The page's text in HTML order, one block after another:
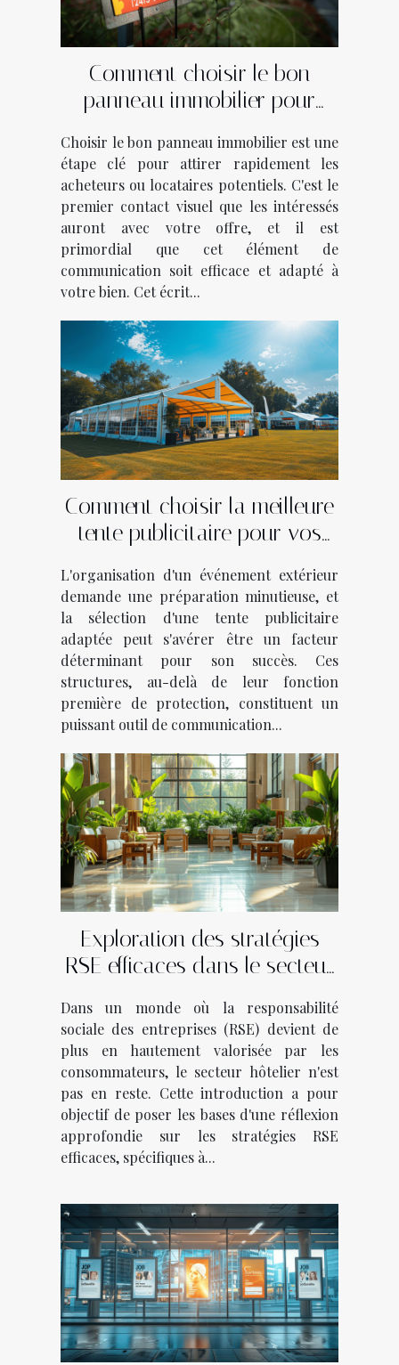
Comment choisir le bon
panneau immobilier pour
Choisir le bon panneau immobilier est une
étape clé pour attirer rapidement les
acheteurs ou locataires potentiels. C'est le
premier contact visuel que les intéressés
auront avec votre offre, et il est
primordial que cet élément de
communication soit efficace et adapté à
votre bien. Cet écrit...
Comment choisir la meilleure
tente publicitaire pour vos
L'organisation d'un événement extérieur
demande une préparation minutieuse, et
la sélection d'une tente publicitaire
adaptée peut s'avérer être un facteur
déterminant pour son succès. Ces
structures, au-delà de leur fonction
première de protection, constituent un
puissant outil de communication...
Exploration des stratégies
RSE efficaces dans le secteur
Dans un monde où la responsabilité
sociale des entreprises (RSE) devient de
plus en hautement valorisée par les
consommateurs, le secteur hôtelier n'est
pas en reste. Cette introduction a pour
objectif de poser les bases d'une réflexion
approfondie sur les stratégies RSE
efficaces, spécifiques à...